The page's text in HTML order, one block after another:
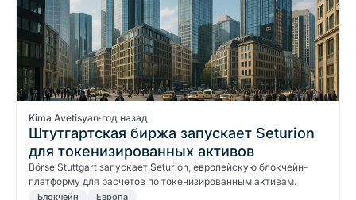
Kima Avetisyan·год назад
Штутгартская биржа запускает Seturion
для токенизированных активов
Börse Stuttgart запускает Seturion, европейскую блокчейн-
платформу для расчетов по токенизированным активам.
Блокчейн Европа